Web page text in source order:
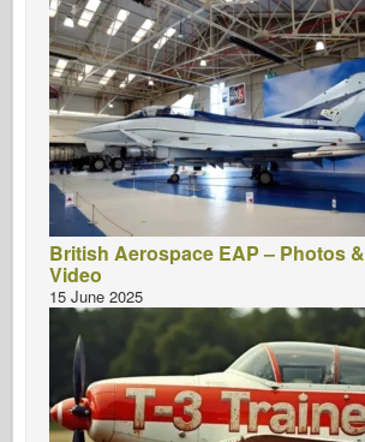
British Aerospace EAP – Photos &
Video
15 June 2025